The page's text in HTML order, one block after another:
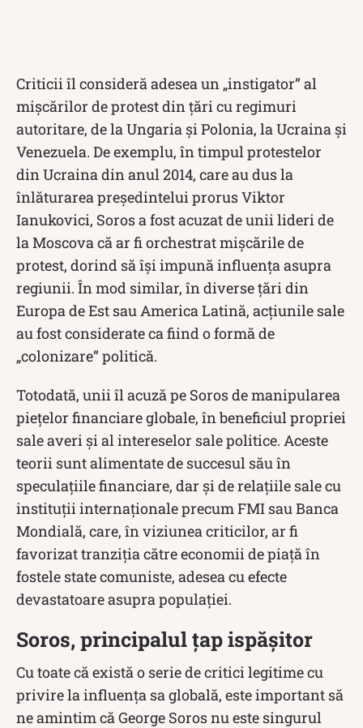
Criticii îl consideră adesea un „instigator” al
mișcărilor de protest din țări cu regimuri
autoritare, de la Ungaria și Polonia, la Ucraina și
Venezuela. De exemplu, în timpul protestelor
din Ucraina din anul 2014, care au dus la
înlăturarea președintelui prorus Viktor
Ianukovici, Soros a fost acuzat de unii lideri de
la Moscova că ar fi orchestrat mișcările de
protest, dorind să își impună influența asupra
regiunii. În mod similar, în diverse țări din
Europa de Est sau America Latină, acțiunile sale
au fost considerate ca fiind o formă de
„colonizare” politică.
Totodată, unii îl acuză pe Soros de manipularea
piețelor financiare globale, în beneficiul propriei
sale averi și al intereselor sale politice. Aceste
teorii sunt alimentate de succesul său în
speculațiile financiare, dar și de relațiile sale cu
instituții internaționale precum FMI sau Banca
Mondială, care, în viziunea criticilor, ar fi
favorizat tranziția către economii de piață în
fostele state comuniste, adesea cu efecte
devastatoare asupra populației.
Soros, principalul țap ispășitor
Cu toate că există o serie de critici legitime cu
privire la influența sa globală, este important să
ne amintim că George Soros nu este singurul